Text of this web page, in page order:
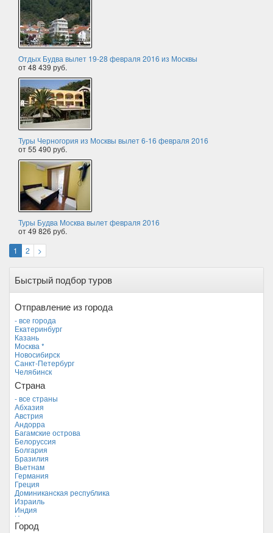
Отдых Будва вылет 19-28 февраля 2016 из Москвы
от 48 439 руб.
Туры Черногория из Москвы вылет 6-16 февраля 2016
от 55 490 руб.
Туры Будва Москва вылет февраля 2016
от 49 826 руб.
1
2 >
Быстрый подбор туров
Отправление из города
- все города
Екатеринбург
Казань
Москва *
Новосибирск
Санкт-Петербург
Челябинск
Страна
- все страны
Абхазия
Австрия
Андорра
Багамские острова
Белоруссия
Болгария
Бразилия
Вьетнам
Германия
Греция
Доминиканская республика
Израиль
Индия
Индонезия
Иордания
Город